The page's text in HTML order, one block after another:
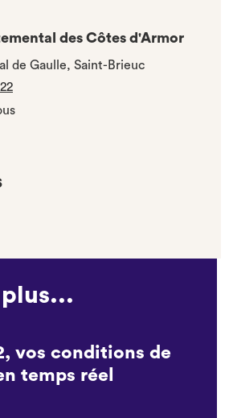
des Côtes d'Armor
de Gaulle, Saint-Brieuc
plus...
vos conditions de
temps réel